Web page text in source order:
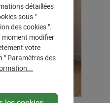
détaillées
sous "
des cookies ".
moment modifier
votre
" Paramètres des